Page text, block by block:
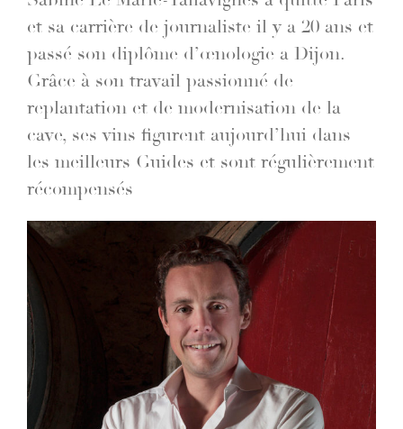
et sa carrière de journaliste il y a 20 ans et
passé son diplôme d’œnologie a Dijon.
Grâce à son travail passionné de
replantation et de modernisation de la
cave, ses vins figurent aujourd’hui dans
les meilleurs Guides et sont régulièrement
récompensés